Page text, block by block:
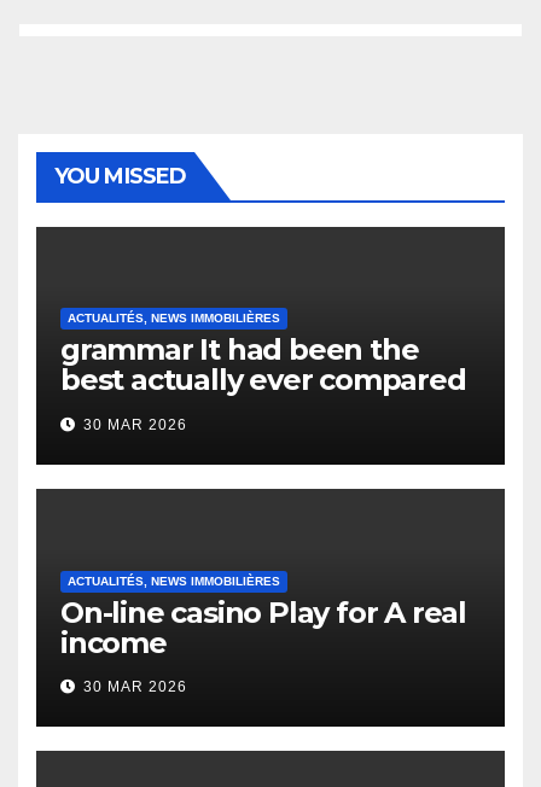
YOU MISSED
ACTUALITÉS, NEWS IMMOBILIÈRES
grammar It had been the
best actually ever compared
to it’s the top actually?
English Vocabulary Learners
Heap Change
30 MAR 2026
ACTUALITÉS, NEWS IMMOBILIÈRES
On-line casino Play for A real
income
30 MAR 2026